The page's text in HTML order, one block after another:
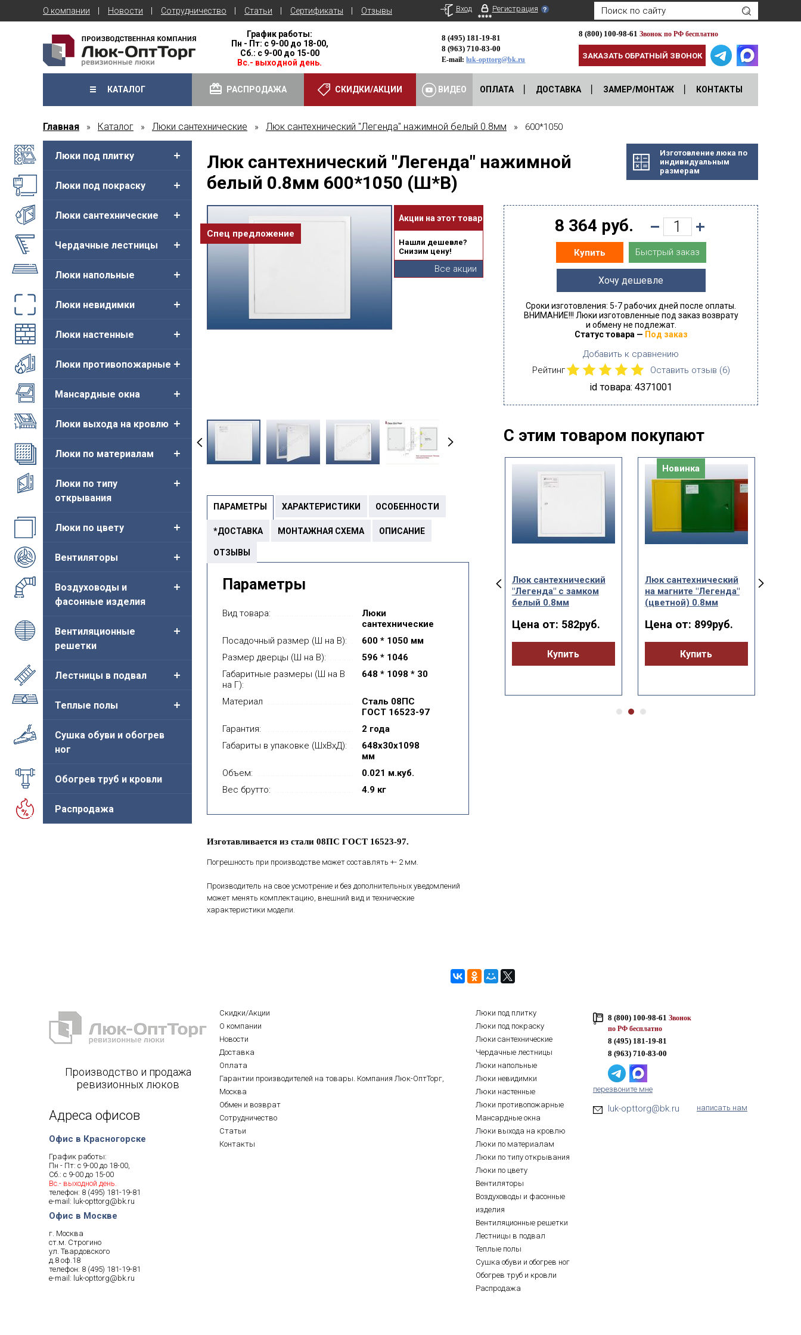
О компании Новости Сотрудничество Статьи Сертификаты Отзывы Вход Регистрация
График работы:
Пн - Пт: с 9-00 до 18-00,
Сб.: с 9-00 до 15-00
Вс.- выходной день.
8 (495) 181-19-81
8 (963) 710-83-00
E-mail:luk-opttorg@bk.ru
8 (800) 100-98-61 Звонок по РФ бесплатно
ЗАКАЗАТЬ ОБРАТНЫЙ ЗВОНОК
КАТАЛОГ РАСПРОДАЖА СКИДКИ/АКЦИИ ВИДЕО ОПЛАТА ДОСТАВКА ЗАМЕР/МОНТАЖ КОНТАКТЫ
Главная » Каталог » Люки сантехнические » Люк сантехнический "Легенда" нажимной белый 0.8мм » 600*1050
Люки под плитку
Люки под покраску
Люки сантехнические
Чердачные лестницы
Люки напольные
Люки невидимки
Люки настенные
Люки противопожарные
Мансардные окна
Люки выхода на кровлю
Люки по материалам
Люки по типу
открывания
Люки по цвету
Вентиляторы
Воздуховоды и
фасонные изделия
Вентиляционные
решетки
Лестницы в подвал
Теплые полы
Сушка обуви и обогрев
ног
Обогрев труб и кровли
Распродажа
Изготовление люка по
индивидуальным
размерам
Люк сантехнический "Легенда" нажимной
белый 0.8мм 600*1050 (Ш*В)
Спец предложение
ПАРАМЕТРЫ ХАРАКТЕРИСТИКИ ОСОБЕННОСТИ
*ДОСТАВКА МОНТАЖНАЯ СХЕМА ОПИСАНИЕ
ОТЗЫВЫ
Параметры
Вид товара:
Люки
сантехнические
Посадочный размер (Ш на В):
600 * 1050 мм
Размер дверцы (Ш на В):
596 * 1046
Габаритные размеры (Ш на В
на Г):
648 * 1098 * 30
Материал
Сталь 08ПС
ГОСТ 16523-97
Гарантия:
2 года
Габариты в упаковке (ШхВхД):
648x30x1098
мм
Объем:
0.021 м.куб.
Вес брутто:
4.9 кг
Изготавливается из стали 08ПС ГОСТ 16523-97.
Погрешность при производстве может составлять +- 2 мм.
Производитель на свое усмотрение и без дополнительных уведомлений
может менять комплектацию, внешний вид и технические
характеристики модели.
Акции на этот товар
Нашли дешевле?
Снизим цену!
Все акции
8 364 руб.
Купить Быстрый заказ
Хочу дешевле
Сроки изготовления: 5-7 рабочих дней после оплаты.
ВНИМАНИЕ!!! Люки изготовленные под заказ возврату
и обмену не подлежат.
Статус товара — Под заказ
Добавить к сравнению
Рейтинг
Оставить отзыв (6)
id товара: 4371001
С этим товаром покупают
3 133руб.
Купить
"Легенда"
нержавеющий с
Купить
Люк сантехнический
"Легенда"
ручкой (нержавейка
Цена от:3 395руб.
Купить
Цена от:334руб.
Люк сантехнический
"Легенда" с замком
белый 0.8мм
Цена от: 582руб.
Купить
Новинка
Люк сантехнический
на магните "Легенда"
(цветной) 0.8мм
Цена от: 899руб.
Купить
Производство и продажа
ревизионных люков
Адреса офисов
Офис в Красногорске
График работы:
Пн - Пт: с 9-00 до 18-00,
Сб.: с 9-00 до 15-00
Вс.- выходной день.
телефон: 8 (495) 181-19-81
e-mail: luk-opttorg@bk.ru
Офис в Москве
г. Москва
ст.м. Строгино
ул. Твардовского
д.8 оф.18
телефон: 8 (495) 181-19-81
e-mail: luk-opttorg@bk.ru
Скидки/Акции
О компании
Новости
Доставка
Оплата
Гарантии производителей на товары. Компания Люк-ОптТорг,
Москва
Обмен и возврат
Сотрудничество
Статьи
Контакты
Люки под плитку
Люки под покраску
Люки сантехнические
Чердачные лестницы
Люки напольные
Люки невидимки
Люки настенные
Люки противопожарные
Мансардные окна
Люки выхода на кровлю
Люки по материалам
Люки по типу открывания
Люки по цвету
Вентиляторы
Воздуховоды и фасонные
изделия
Вентиляционные решетки
Лестницы в подвал
Теплые полы
Сушка обуви и обогрев ног
Обогрев труб и кровли
Распродажа
8 (800) 100-98-61 Звонок
по РФ бесплатно
8 (495) 181-19-81
8 (963) 710-83-00
перезвоните мне
luk-opttorg@bk.ru написать нам